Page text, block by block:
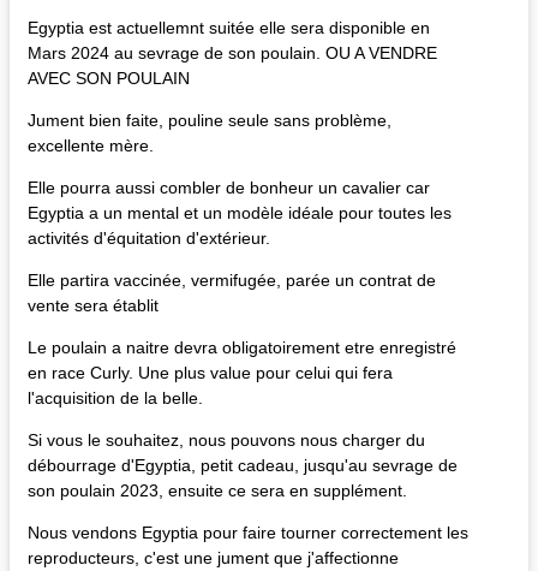
Egyptia est actuellemnt suitée elle sera disponible en
Mars 2024 au sevrage de son poulain. OU A VENDRE
AVEC SON POULAIN
Jument bien faite, pouline seule sans problème,
excellente mère.
Elle pourra aussi combler de bonheur un cavalier car
Egyptia a un mental et un modèle idéale pour toutes les
activités d'équitation d'extérieur.
Elle partira vaccinée, vermifugée, parée un contrat de
vente sera établit
Le poulain a naitre devra obligatoirement etre enregistré
en race Curly. Une plus value pour celui qui fera
l'acquisition de la belle.
Si vous le souhaitez, nous pouvons nous charger du
débourrage d'Egyptia, petit cadeau, jusqu'au sevrage de
son poulain 2023, ensuite ce sera en supplément.
Nous vendons Egyptia pour faire tourner correctement les
reproducteurs, c'est une jument que j'affectionne